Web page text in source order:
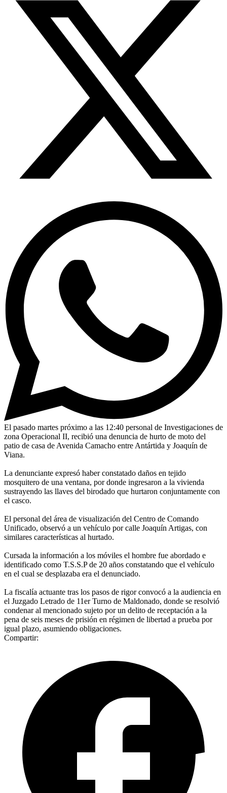
El pasado martes próximo a las 12:40 personal de Investigaciones de
zona Operacional II, recibió una denuncia de hurto de moto del
patio de casa de Avenida Camacho entre Antártida y Joaquín de
Viana.
La denunciante expresó haber constatado daños en tejido
mosquitero de una ventana, por donde ingresaron a la vivienda
sustrayendo las llaves del birodado que hurtaron conjuntamente con
el casco.
El personal del área de visualización del Centro de Comando
Unificado, observó a un vehículo por calle Joaquín Artigas, con
similares características al hurtado.
Cursada la información a los móviles el hombre fue abordado e
identificado como T.S.S.P de 20 años constatando que el vehículo
en el cual se desplazaba era el denunciado.
La fiscalía actuante tras los pasos de rigor convocó a la audiencia en
el Juzgado Letrado de 11er Turno de Maldonado, donde se resolvió
condenar al mencionado sujeto por un delito de receptación a la
pena de seis meses de prisión en régimen de libertad a prueba por
igual plazo, asumiendo obligaciones.
Compartir: